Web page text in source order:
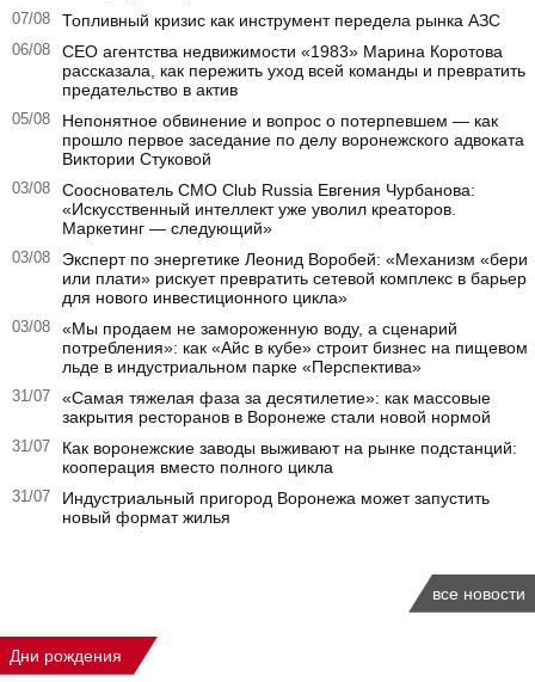
07/08 Топливный кризис как инструмент передела рынка АЗС
06/08
CEO агентства недвижимости «1983» Марина Коротова
рассказала, как пережить уход всей команды и превратить
предательство в актив
05/08
Непонятное обвинение и вопрос о потерпевшем — как
прошло первое заседание по делу воронежского адвоката
Виктории Стуковой
03/08
Сооснователь CMO Club Russia Евгения Чурбанова:
«Искусственный интеллект уже уволил креаторов.
Маркетинг — следующий»
03/08
Эксперт по энергетике Леонид Воробей: «Механизм «бери
или плати» рискует превратить сетевой комплекс в барьер
для нового инвестиционного цикла»
03/08
«Мы продаем не замороженную воду, а сценарий
потребления»: как «Айс в кубе» строит бизнес на пищевом
льде в индустриальном парке «Перспектива»
31/07
«Самая тяжелая фаза за десятилетие»: как массовые
закрытия ресторанов в Воронеже стали новой нормой
31/07
Как воронежские заводы выживают на рынке подстанций:
кооперация вместо полного цикла
31/07
Индустриальный пригород Воронежа может запустить
новый формат жилья
все новости
Дни рождения